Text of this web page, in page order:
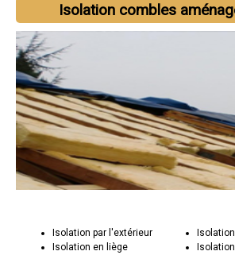
Isolation combles
Isolation par l'extérieur
Isolation en liège